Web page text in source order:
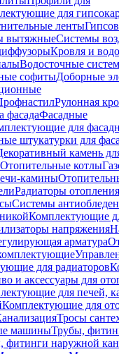
для
ленты
вытяжныеСистемы
Кровля и
Водосточные
софитыДоборные
Рулонная
фасадаФасадные
для
штукатурки для
камень
Отопительные котлы
камины
Радиаторы
Системы
Комплектующие
напряжения
арматура
для радиаторов
и аксессуары для
для печей,
Комплектующие для
Тросы
машиныТрубы,
фитинги наружной